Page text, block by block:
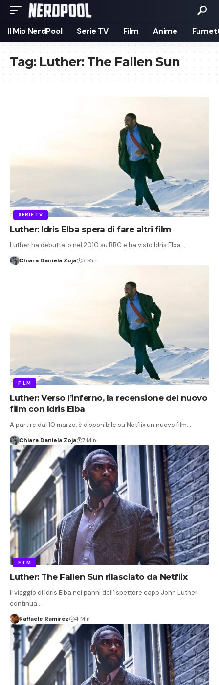
Il Mio NerdPool Serie TV Film Anime
Tag: Luther: The Fallen Sun
SERIE TV
Luther: Idris Elba spera di fare altri film
Luther ha debuttato nel 2010 su BBC e ha visto Idris Elba…
Chiara Daniela Zoja 3 Min
FILM
Luther: Verso l’inferno, la recensione del nuovo
film con Idris Elba
A partire dal 10 marzo, è disponibile su Netflix un nuovo film…
Chiara Daniela Zoja 7 Min
FILM
Luther: The Fallen Sun rilasciato da Netflix
Il viaggio di Idris Elba nei panni dell'ispettore capo John Luther
continua…
Raffaele Ramirez 4 Min